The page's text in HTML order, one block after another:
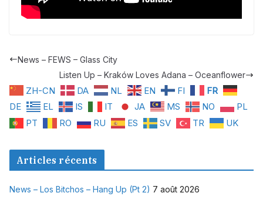
News – FEWS – Glass City
Listen Up – Kraków Loves Adana – Oceanflower
ZH-CN DA NL EN FI
FR
DE
EL IS IT JA MS NO
PL
PT
RO RU ES SV TR UK
Articles récents
News – Los Bitchos – Hang Up (Pt 2) 7 août 2026